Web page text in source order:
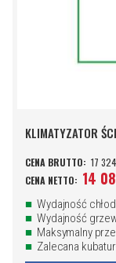
KLIMATYZATOR
17
14
Wydajność
Wydajność
Maksymalny
Zalecana